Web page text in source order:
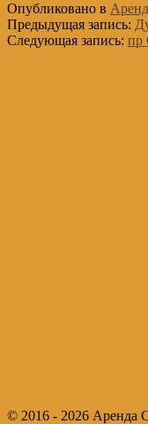
Опубликовано в
Предыдущая запись:
Следующая запись: пр
© 2016 - 2026 Аренда